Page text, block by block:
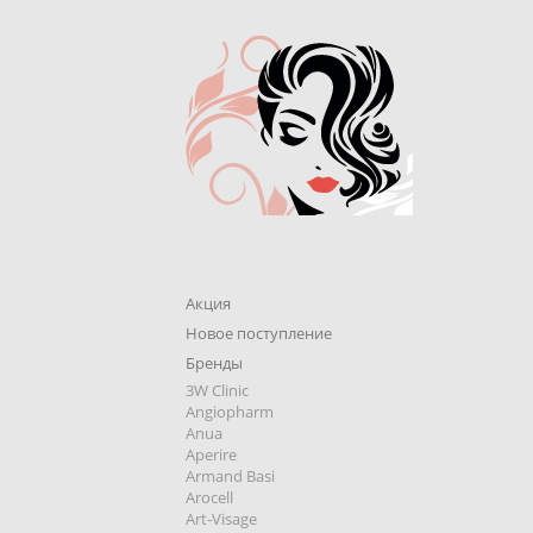
Акция
Новое поступление
Бренды
3W Clinic
Angiopharm
Anua
Aperire
Armand Basi
Arocell
Art-Visage